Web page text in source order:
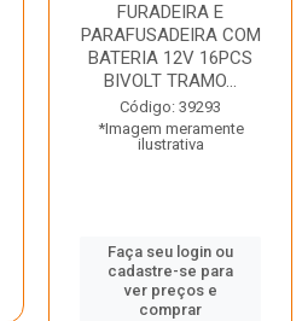
FURADEIRA E
PARAFUSADEIRA COM
BATERIA 12V 16PCS
BIVOLT TRAMO...
Código: 39293
*Imagem meramente
ilustrativa
Faça seu login ou
cadastre-se para
ver preços e
comprar